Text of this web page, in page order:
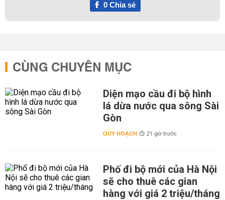
0Chia sẻ
CÙNG CHUYÊN MỤC
Diện mạo cầu đi bộ hình
lá dừa nước qua sông Sài
Gòn
QUY HOẠCH 21 giờ trước
Phố đi bộ mới của Hà Nội
sẽ cho thuê các gian
hàng với giá 2 triệu/tháng